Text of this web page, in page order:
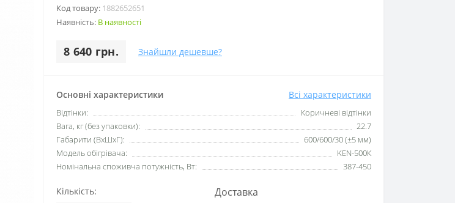
Код товару: 1882652651
Наявність: В наявності
8 640 грн. Знайшли дешевше?
Основні характеристики Всі характеристики
Відтінки:
Коричневі відтінки
Вага, кг (без упаковки):
22.7
Габарити (ВхШхГ):
600/600/30 (±5 мм)
Модель обігрівача:
KEN-500К
Номінальна споживча потужність, Вт:
387-450
Кількість: Доставка